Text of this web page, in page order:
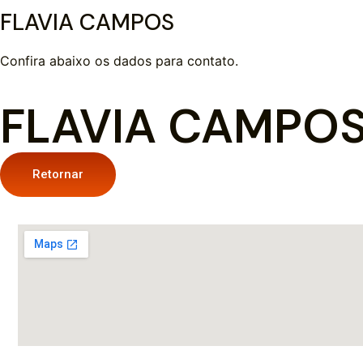
FLAVIA CAMPOS
Confira abaixo os dados para contato.
FLAVIA
Retornar